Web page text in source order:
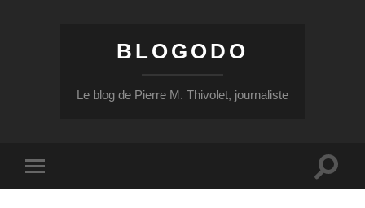
BLOGODO
Le blog de Pierre M. Thivolet, journaliste
mobile
Toggle